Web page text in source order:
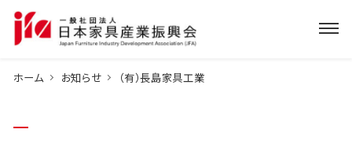
ホーム お知らせ （有）長島家具工業